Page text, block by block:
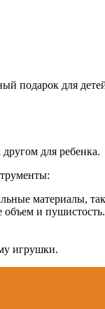
подарок для
для ребенка.
материалы,
объем и пушистость.
игрушки.